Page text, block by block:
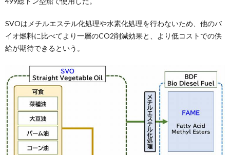
SVOはメチルエステル化処理や水素化処理を行わないため、他のバ
イオ燃料に比べてより一層のCO2削減効果と、より低コストでの供
給が期待できるという。